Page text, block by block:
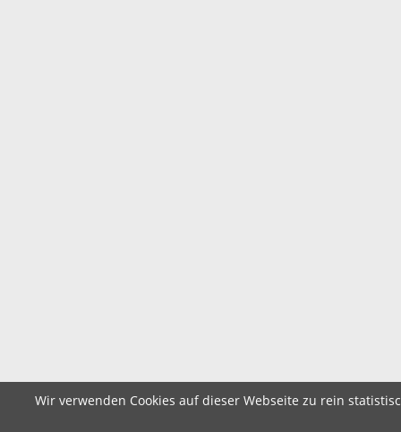
Wir verwenden Cookies auf dieser Webseite zu rein